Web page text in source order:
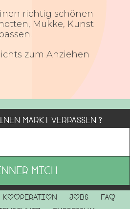
richtig schönen
Mukke, Kunst
zum Anziehen
Markt verpassen ?
Kooperation Jobs
FAQ